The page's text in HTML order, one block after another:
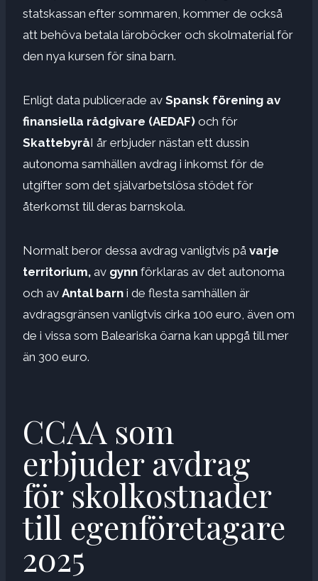
statskassan efter sommaren, kommer de också
att behöva betala läroböcker och skolmaterial för
den nya kursen för sina barn.
Enligt data publicerade av Spansk förening av
finansiella rådgivare (AEDAF) och för
SkattebyråI år erbjuder nästan ett dussin
autonoma samhällen avdrag i inkomst för de
utgifter som det självarbetslösa stödet för
återkomst till deras barnskola.
Normalt beror dessa avdrag vanligtvis på varje
territorium, av gynn förklaras av det autonoma
och av Antal barn i de flesta samhällen är
avdragsgränsen vanligtvis cirka 100 euro, även om
de i vissa som Baleariska öarna kan uppgå till mer
än 300 euro.
CCAA som
erbjuder avdrag
för skolkostnader
till egenföretagare
2025